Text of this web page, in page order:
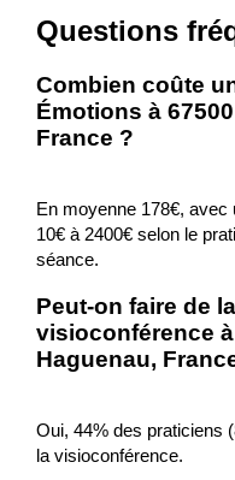
Questions
Combien coûte
Émotions à
France ?
En moyenne 178€, avec
10€ à 2400€ selon le
séance.
Peut-on faire de
visioconférence à
Haguenau,
Oui, 44% des praticiens
la visioconférence.